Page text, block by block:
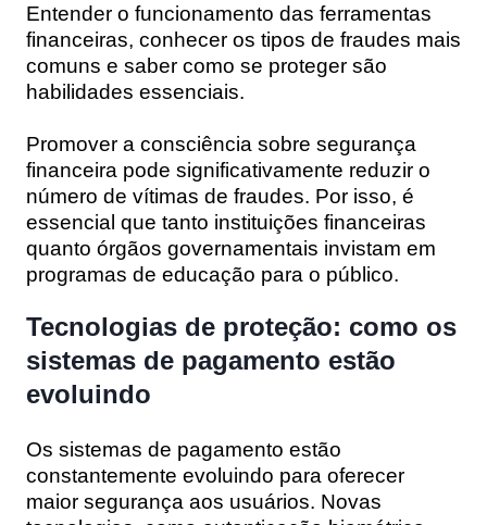
Entender o funcionamento das ferramentas
financeiras, conhecer os tipos de fraudes mais
comuns e saber como se proteger são
habilidades essenciais.
Promover a consciência sobre segurança
financeira pode significativamente reduzir o
número de vítimas de fraudes. Por isso, é
essencial que tanto instituições financeiras
quanto órgãos governamentais invistam em
programas de educação para o público.
Tecnologias de proteção: como os
sistemas de pagamento estão
evoluindo
Os sistemas de pagamento estão
constantemente evoluindo para oferecer
maior segurança aos usuários. Novas